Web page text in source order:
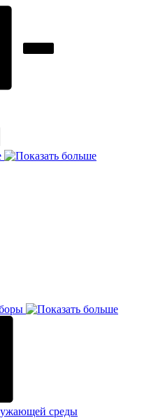
среды